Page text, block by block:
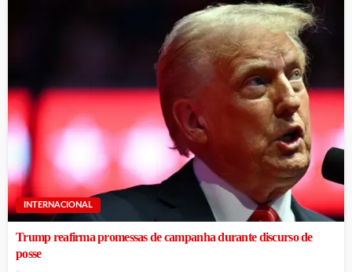
INTERNACIONAL
Trump reafirma promessas de campanha durante discurso de
posse